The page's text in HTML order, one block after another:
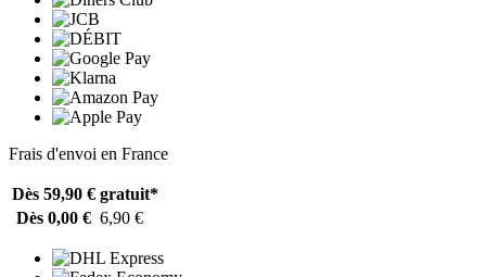
Frais d'envoi en France
Dès 59,90 € gratuit*
Dès 0,00 € 6,90 €